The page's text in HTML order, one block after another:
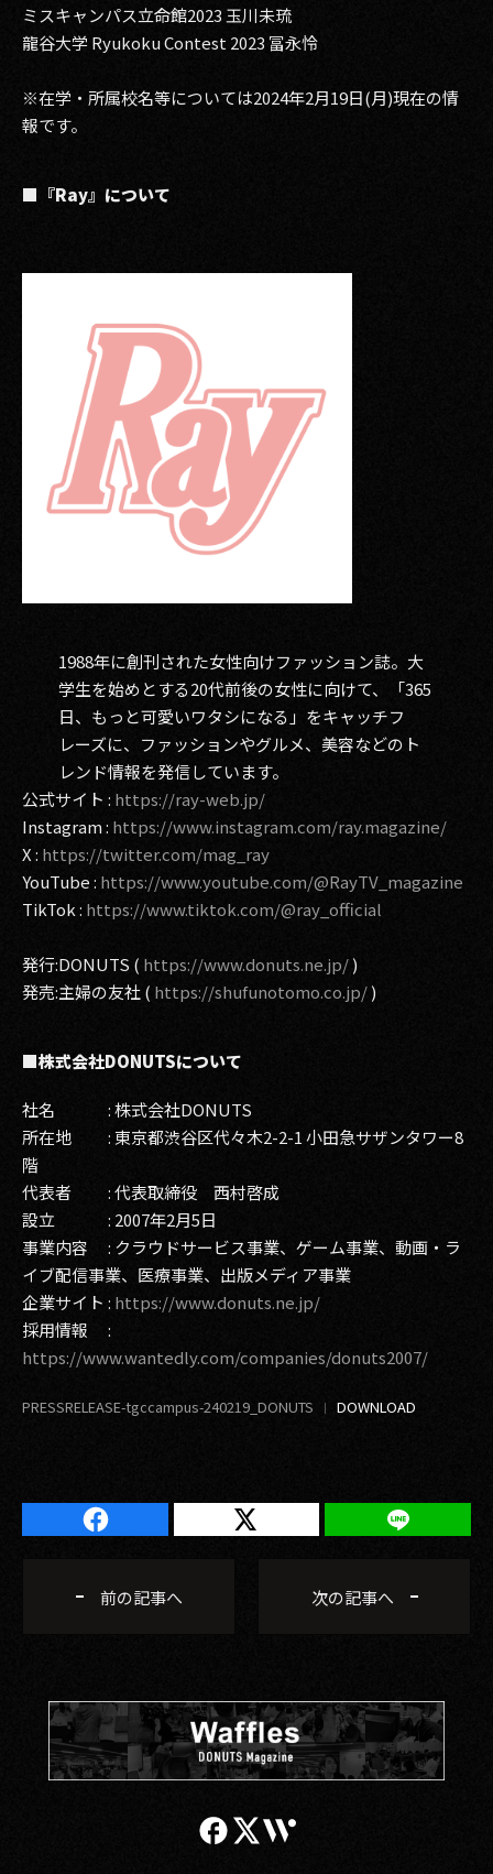
ミスキャンパス立命館2023 玉川未琉
龍谷大学 Ryukoku Contest 2023 冨永怜
※在学・所属校名等については2024年2月19日(月)現在の情
報です。
■『Ray』について
1988年に創刊された女性向けファッション誌。大
学生を始めとする20代前後の女性に向けて、「365
日、もっと可愛いワタシになる」をキャッチフ
レーズに、ファッションやグルメ、美容などのト
レンド情報を発信しています。
公式サイト : https://ray-web.jp/
Instagram : https://www.instagram.com/ray.magazine/
X : https://twitter.com/mag_ray
YouTube : https://www.youtube.com/@RayTV_magazine
TikTok : https://www.tiktok.com/@ray_official
発行:DONUTS ( https://www.donuts.ne.jp/)
発売:主婦の友社 ( https://shufunotomo.co.jp/)
■株式会社DONUTSについて
社名 : 株式会社DONUTS
所在地 : 東京都渋谷区代々木2-2-1 小田急サザンタワー8
階
代表者 : 代表取締役 西村啓成
設立 : 2007年2月5日
事業内容 : クラウドサービス事業、ゲーム事業、動画・ラ
イブ配信事業、医療事業、出版メディア事業
企業サイト : https://www.donuts.ne.jp/
採用情報 :
https://www.wantedly.com/companies/donuts2007/
PRESSRELEASE-tgccampus-240219_DONUTS
前の記事へ 次の記事へ